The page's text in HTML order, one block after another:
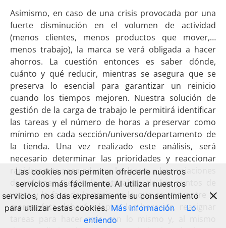
Asimismo, en caso de una crisis provocada por una
fuerte disminución en el volumen de actividad
(menos clientes, menos productos que mover,…
menos trabajo), la marca se verá obligada a hacer
ahorros. La cuestión entonces es saber dónde,
cuánto y qué reducir, mientras se asegura que se
preserva lo esencial para garantizar un reinicio
cuando los tiempos mejoren. Nuestra solución de
gestión de la carga de trabajo le permitirá identificar
las tareas y el número de horas a preservar como
mínimo en cada sección/universo/departamento de
la tienda. Una vez realizado este análisis, será
necesario determinar las prioridades y reaccionar
rápidamente para adaptar las horas a las variaciones
de volumen. Según la naturaleza de los puntos de
venta y la fase de la crisis en la que se encuentre la
marca, ésta deberá adaptar los horarios, reasignar
tareas para hacer más con lo mismo y, al mismo
Las cookies nos permiten ofrecerle nuestros
servicios más fácilmente. Al utilizar nuestros
servicios, nos das expresamente su consentimiento
para utilizar estas cookies. Más información
Lo
entiendo